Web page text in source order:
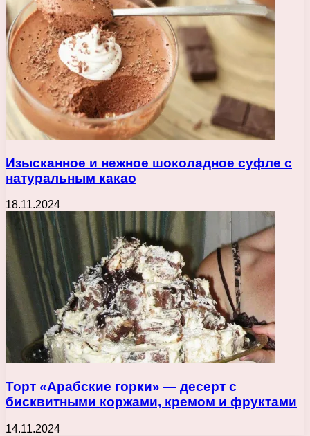
Изысканное и нежное шоколадное суфле с
натуральным какао
18.11.2024
Торт «Арабские горки» — десерт с
бисквитными коржами, кремом и фруктами
14.11.2024